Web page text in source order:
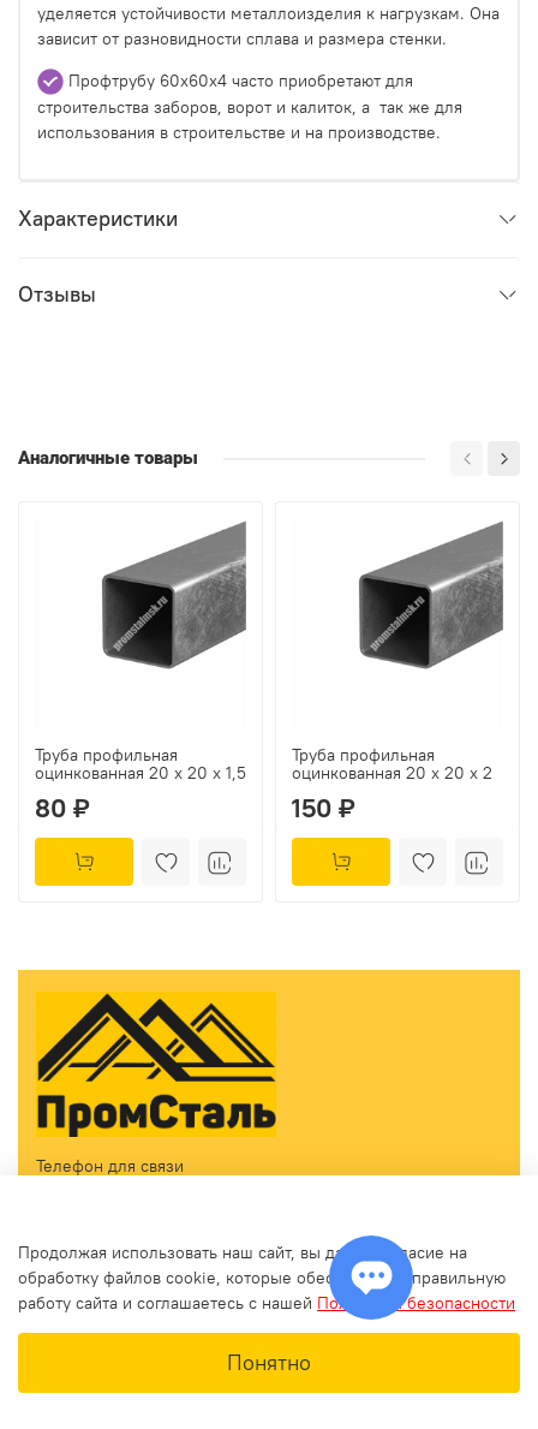
уделяется устойчивости металлоизделия к нагрузкам. Она
зависит от разновидности сплава и размера стенки.
Профтрубу 60х60х4 часто приобретают для
строительства заборов, ворот и калиток, а так же для
использования в строительстве и на производстве.
Характеристики
Отзывы
Аналогичные товары
Труба профильная
оцинкованная 20 х 20 х 1,5
80 ₽
Труба профильная
оцинкованная 20 х 20 х 2
150 ₽
Телефон для связи
zakaz@promstalmsk.ru
Продолжая использовать наш сайт, вы даете согласие на
обработку файлов cookie, которые обеспечивают правильную
работу сайта и соглашаетесь с нашей Политикой безопасности
Понятно